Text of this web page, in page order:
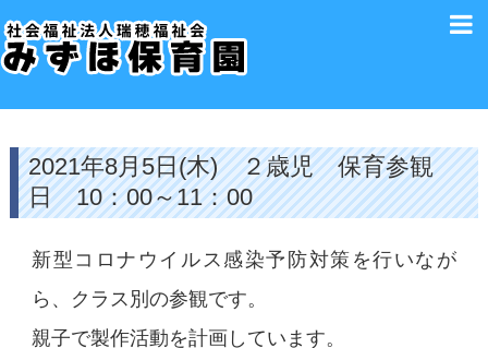
2021年8月5日(木) ２歳児 保育参観
日 10：00～11：00
新型コロナウイルス感染予防対策を行いなが
ら、クラス別の参観です。
親子で製作活動を計画しています。